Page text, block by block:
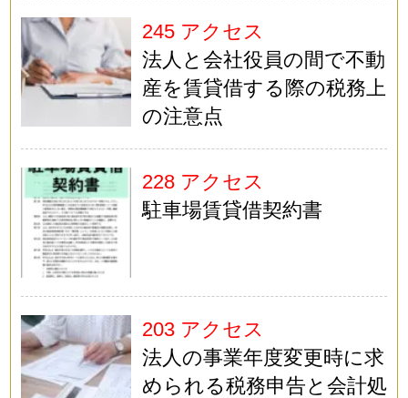
245 アクセス
法人と会社役員の間で不動
産を賃貸借する際の税務上
の注意点
228 アクセス
駐車場賃貸借契約書
203 アクセス
法人の事業年度変更時に求
められる税務申告と会計処